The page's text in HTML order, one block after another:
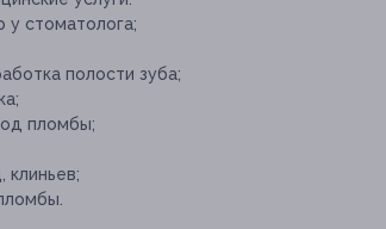
у стоматолога;
полости зуба;
пломбы;
клиньев;